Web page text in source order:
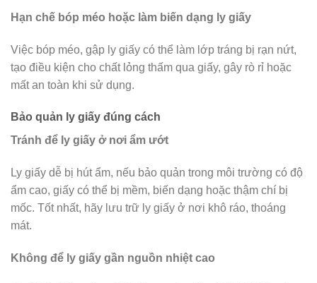
Hạn chế bóp méo hoặc làm biến dạng ly giấy
Việc bóp méo, gập ly giấy có thể làm lớp tráng bị rạn nứt,
tạo điều kiện cho chất lỏng thấm qua giấy, gây rò rỉ hoặc
mất an toàn khi sử dụng.
Bảo quản ly giấy đúng cách
Tránh để ly giấy ở nơi ẩm ướt
Ly giấy dễ bị hút ẩm, nếu bảo quản trong môi trường có độ
ẩm cao, giấy có thể bị mềm, biến dạng hoặc thậm chí bị
mốc. Tốt nhất, hãy lưu trữ ly giấy ở nơi khô ráo, thoáng
mát.
Không để ly giấy gần nguồn nhiệt cao